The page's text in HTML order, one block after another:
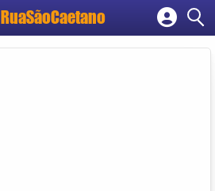
RuaSãoCaetano
Cadastrar empresa